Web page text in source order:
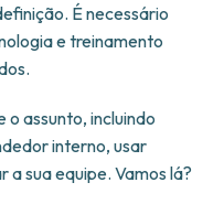
É necessário
e treinamento
assunto, incluindo
interno, usar
sua equipe. Vamos lá?